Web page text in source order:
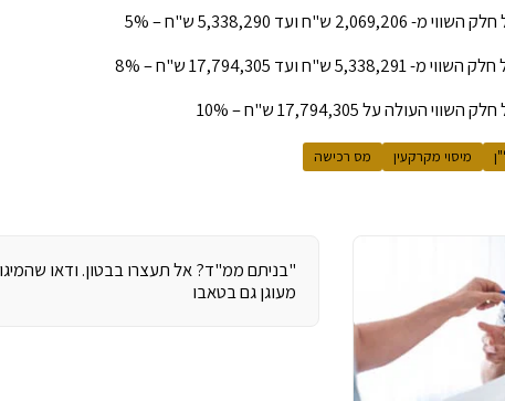
מיסוי מקרקעין מס רכישה
"בניתם ממ"ד? אל תעצרו בבטון. ודאו
מעוגן גם בטאבו